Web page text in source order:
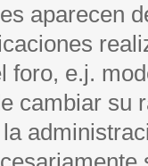
aparecen
foro, e.j.
cambiar su